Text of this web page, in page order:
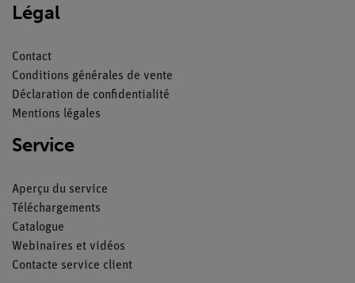
Légal
Contact
Conditions générales de vente
Déclaration de confidentialité
Mentions légales
Service
Aperçu du service
Téléchargements
Catalogue
Webinaires et vidéos
Contacte service client